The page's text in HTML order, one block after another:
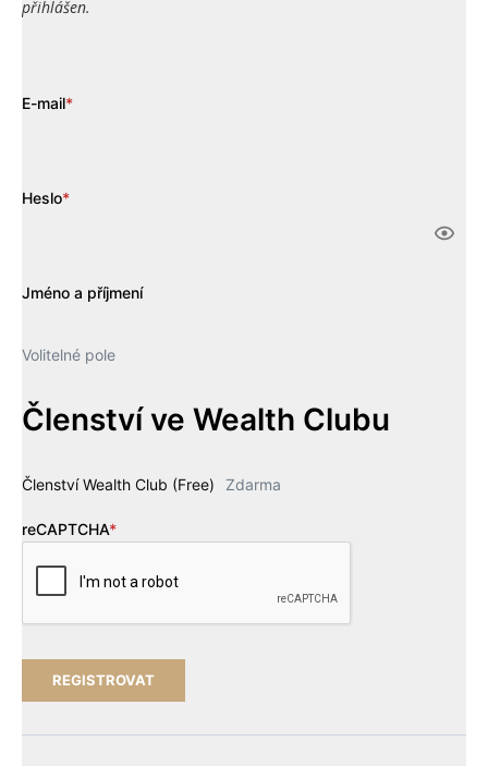
přihlášen.
E-mail*
Heslo*
Jméno a příjmení
Volitelné pole
Členství ve Wealth Clubu
Členství Wealth Club (Free) Zdarma
reCAPTCHA*